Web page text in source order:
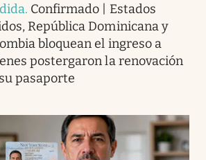
. Confirmado | Estados
República Dominicana y
bloquean el ingreso a
postergaron la renovación
pasaporte